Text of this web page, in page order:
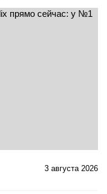
3 августа 2026